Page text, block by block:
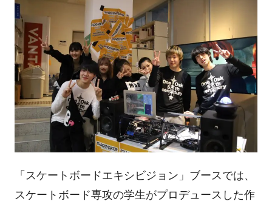
「スケートボードエキシビジョン」ブースでは、
スケートボード専攻の学生がプロデュースした作